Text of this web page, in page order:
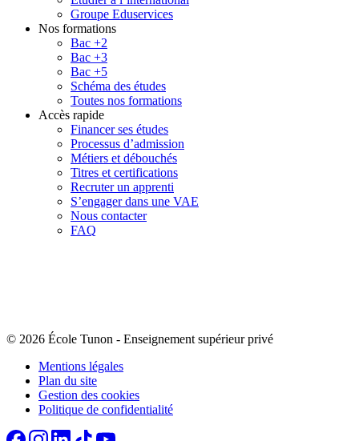
Groupe Eduservices
Nos formations
Bac +2
Bac +3
Bac +5
Schéma des études
Toutes nos formations
Accès rapide
Financer ses études
Processus d’admission
Métiers et débouchés
Titres et certifications
Recruter un apprenti
S’engager dans une VAE
Nous contacter
FAQ
© 2026 École Tunon - Enseignement supérieur privé
Mentions légales
Plan du site
Gestion des cookies
Politique de confidentialité